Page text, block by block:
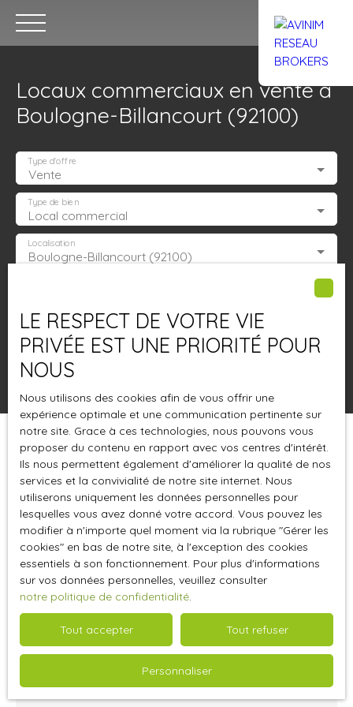
Accueil Acheter Trouver un
Estimation
Locaux commerciaux en vente à
Boulogne-Billancourt (92100)
Vente
Type d'offre
Local commercial
Type de bien
Boulogne-Billancourt (92100)
Localisation
Surface min (m²)
Pertinence
Trier par Créer une alerte
Vendu
LE RESPECT DE VOTRE VIE
PRIVÉE EST UNE PRIORITÉ POUR
NOUS
Nous utilisons des cookies afin de vous offrir une
expérience optimale et une communication pertinente sur
notre site. Grace à ces technologies, nous pouvons vous
proposer du contenu en rapport avec vos centres d'intérêt.
Ils nous permettent également d'améliorer la qualité de nos
services et la convivialité de notre site internet. Nous
utiliserons uniquement les données personnelles pour
lesquelles vous avez donné votre accord. Vous pouvez les
modifier à n'importe quel moment via la rubrique ″Gérer les
cookies″ en bas de notre site, à l'exception des cookies
essentiels à son fonctionnement. Pour plus d'informations
sur vos données personnelles, veuillez consulter
notre politique de confidentialité.
Tout accepter Tout refuser
Personnaliser